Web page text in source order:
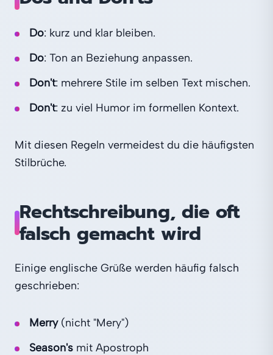
Do: kurz und klar bleiben.
Do: Ton an Beziehung anpassen.
Don't: mehrere Stile im selben Text mischen.
Don't: zu viel Humor im formellen Kontext.
Mit diesen Regeln vermeidest du die häufigsten
Stilbrüche.
Rechtschreibung, die oft
falsch gemacht wird
Einige englische Grüße werden häufig falsch
geschrieben:
Merry(nicht "Mery")
Season's mit Apostroph